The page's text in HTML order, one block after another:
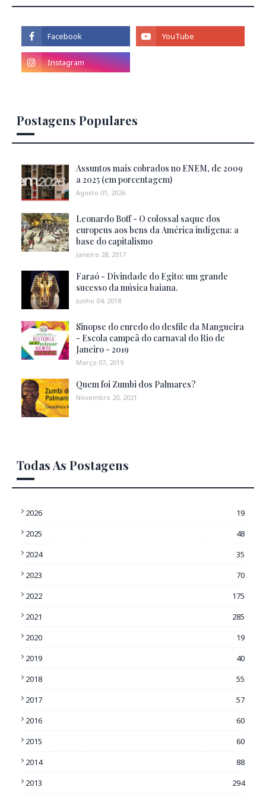
Postagens Populares
Assuntos mais cobrados no ENEM, de 2009
a 2025 (em porcentagem)
Agosto 01, 2026
Leonardo Boff - O colossal saque dos
europeus aos bens da América indígena: a
base do capitalismo
Janeiro 28, 2017
Faraó - Divindade do Egito: um grande
sucesso da música baiana.
Junho 04, 2018
Sinopse do enredo do desfile da Mangueira
- Escola campeã do carnaval do Rio de
Janeiro - 2019
Março 07, 2019
Quem foi Zumbi dos Palmares?
Novembro 20, 2021
Todas As Postagens
2026
19
2025
48
2024
35
2023
70
2022
175
2021
285
2020
19
2019
40
2018
55
2017
57
2016
60
2015
60
2014
88
2013
294